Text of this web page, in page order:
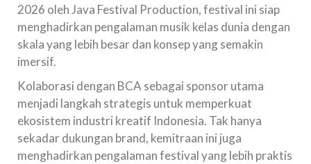
2026 oleh Java Festival Production, festival ini siap
menghadirkan pengalaman musik kelas dunia dengan
skala yang lebih besar dan konsep yang semakin
imersif.
Kolaborasi dengan BCA sebagai sponsor utama
menjadi langkah strategis untuk memperkuat
ekosistem industri kreatif Indonesia. Tak hanya
sekadar dukungan brand, kemitraan ini juga
menghadirkan pengalaman festival yang lebih praktis